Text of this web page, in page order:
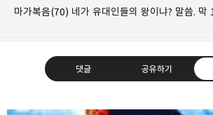
마가복음(70) 네가 유대인들의 왕이냐? 말씀.
댓글 공유하기